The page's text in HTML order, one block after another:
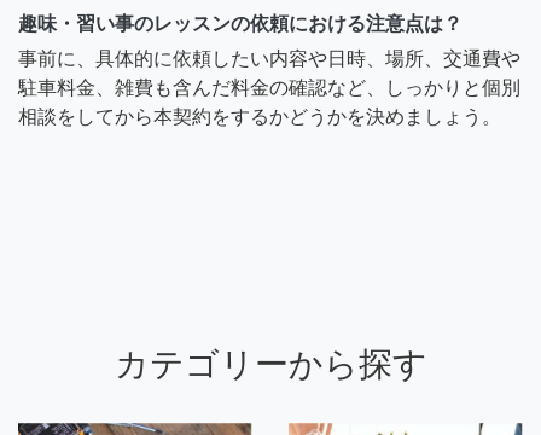
趣味・習い事のレッスンの依頼における注意点は？
事前に、具体的に依頼したい内容や日時、場所、交通費や
駐車料金、雑費も含んだ料金の確認など、しっかりと個別
相談をしてから本契約をするかどうかを決めましょう。
カテゴリーから探す